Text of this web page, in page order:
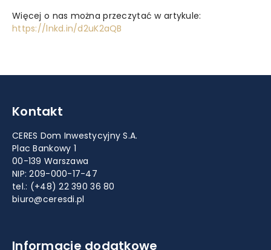
Więcej o nas można przeczytać w artykule:
https://lnkd.in/d2uK2aQB
Kontakt
CERES Dom Inwestycyjny S.A.
Plac Bankowy 1
00-139 Warszawa
NIP: 209-000-17-47
tel.: (+48) 22 390 36 80
biuro@ceresdi.pl
Informacje dodatkowe